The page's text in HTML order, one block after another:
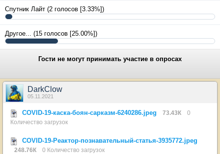
Спутник Лайт (2 голосов [3.33%])
Другое... (15 голосов [25.00%])
Гости не могут принимать участие в опросах
DarkClow
05.11.2021
COVID-19-каска-боян-сарказм-6240286.jpeg 73.43К
0
Количество загрузок
COVID-19-Реактор-познавательный-статья-3935772.jpeg
248.76К 0 Количество загрузок